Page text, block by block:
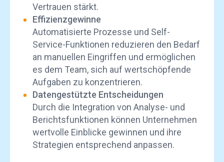
Vertrauen stärkt.
Effizienzgewinne
Automatisierte Prozesse und Self-
Service-Funktionen reduzieren den Bedarf
an manuellen Eingriffen und ermöglichen
es dem Team, sich auf wertschöpfende
Aufgaben zu konzentrieren.
Datengestützte Entscheidungen
Durch die Integration von Analyse- und
Berichtsfunktionen können Unternehmen
wertvolle Einblicke gewinnen und ihre
Strategien entsprechend anpassen.